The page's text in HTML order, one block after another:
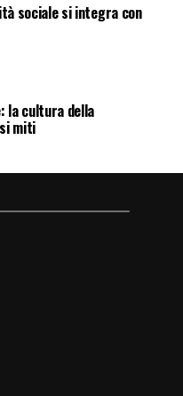
sociale si integra con
la cultura della
miti